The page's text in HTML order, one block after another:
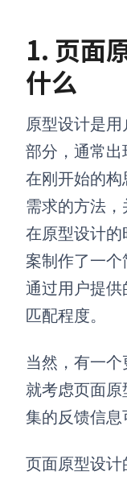
1. 页面
什么
原型设计是
部分，通常
在刚开始的
需求的方法，
在原型设计
案制作了一
通过用户提
匹配程度。
当然，有一
就考虑页面
集的反馈信息
页面原型设计